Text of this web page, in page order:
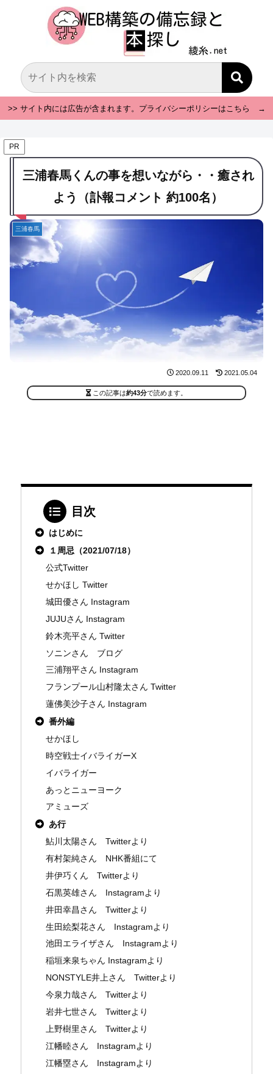
>> サイト内には広告が含まれます。プライバシーポリシーはこちら →
PR
三浦春馬くんの事を想いながら・・癒され
よう（訃報コメント 約100名）
三浦春馬
2020.09.11 2021.05.04
この記事は約43分で読めます。
目次
はじめに
１周忌（2021/07/18）
公式Twitter
せかほし Twitter
城田優さん Instagram
JUJUさん Instagram
鈴木亮平さん Twitter
ソニンさん ブログ
三浦翔平さん Instagram
フランプール山村隆太さん Twitter
蓮佛美沙子さん Instagram
番外編
せかほし
時空戦士イバライガーX
イバライガー
あっとニューヨーク
アミューズ
あ行
鮎川太陽さん Twitterより
有村架純さん NHK番組にて
井伊巧くん Twitterより
石黒英雄さん Instagramより
井田幸昌さん Twitterより
生田絵梨花さん Instagramより
池田エライザさん Instagramより
稲垣来泉ちゃん Instagramより
NONSTYLE井上さん Twitterより
今泉力哉さん Twitterより
岩井七世さん Twitterより
上野樹里さん Twitterより
江幡睦さん Instagramより
江幡塁さん Instagramより